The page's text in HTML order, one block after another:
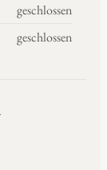
geschlossen
geschlossen